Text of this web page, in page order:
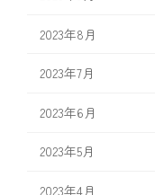
2023年8月
2023年7月
2023年6月
2023年5月
2023年4月